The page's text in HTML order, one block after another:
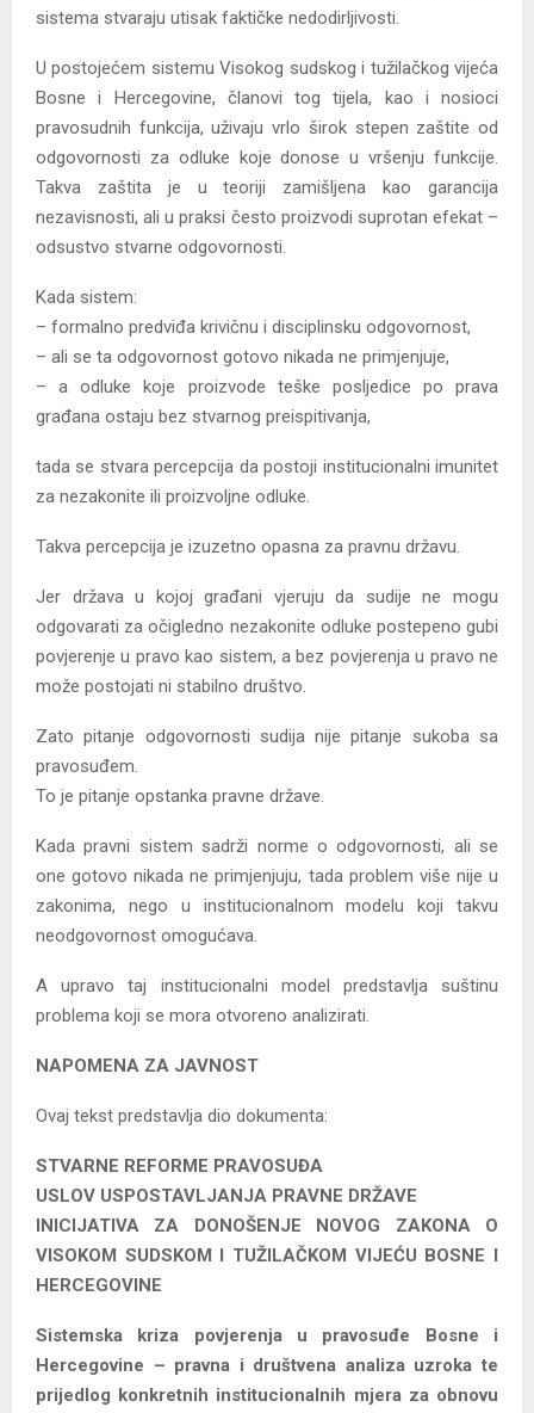
sistema stvaraju utisak faktičke nedodirljivosti.
U postojećem sistemu Visokog sudskog i tužilačkog vijeća
Bosne i Hercegovine, članovi tog tijela, kao i nosioci
pravosudnih funkcija, uživaju vrlo širok stepen zaštite od
odgovornosti za odluke koje donose u vršenju funkcije.
Takva zaštita je u teoriji zamišljena kao garancija
nezavisnosti, ali u praksi često proizvodi suprotan efekat –
odsustvo stvarne odgovornosti.
Kada sistem:
– formalno predviđa krivičnu i disciplinsku odgovornost,
– ali se ta odgovornost gotovo nikada ne primjenjuje,
– a odluke koje proizvode teške posljedice po prava
građana ostaju bez stvarnog preispitivanja,
tada se stvara percepcija da postoji institucionalni imunitet
za nezakonite ili proizvoljne odluke.
Takva percepcija je izuzetno opasna za pravnu državu.
Jer država u kojoj građani vjeruju da sudije ne mogu
odgovarati za očigledno nezakonite odluke postepeno gubi
povjerenje u pravo kao sistem, a bez povjerenja u pravo ne
može postojati ni stabilno društvo.
Zato pitanje odgovornosti sudija nije pitanje sukoba sa
pravosuđem.
To je pitanje opstanka pravne države.
Kada pravni sistem sadrži norme o odgovornosti, ali se
one gotovo nikada ne primjenjuju, tada problem više nije u
zakonima, nego u institucionalnom modelu koji takvu
neodgovornost omogućava.
A upravo taj institucionalni model predstavlja suštinu
problema koji se mora otvoreno analizirati.
NAPOMENA ZA JAVNOST
Ovaj tekst predstavlja dio dokumenta:
STVARNE REFORME PRAVOSUĐA
USLOV USPOSTAVLJANJA PRAVNE DRŽAVE
INICIJATIVA ZA DONOŠENJE NOVOG ZAKONA O
VISOKOM SUDSKOM I TUŽILAČKOM VIJEĆU BOSNE I
HERCEGOVINE
Sistemska kriza povjerenja u pravosuđe Bosne i
Hercegovine – pravna i društvena analiza uzroka te
prijedlog konkretnih institucionalnih mjera za obnovu